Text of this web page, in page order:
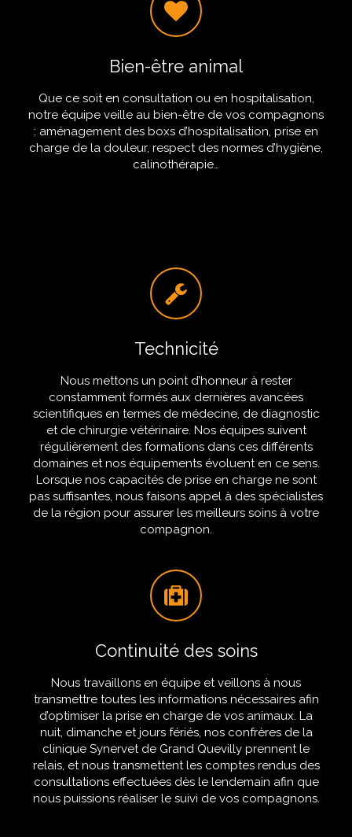
Bien-être animal
Que ce soit en consultation ou en hospitalisation,
notre équipe veille au bien-être de vos compagnons
: aménagement des boxs d’hospitalisation, prise en
charge de la douleur, respect des normes d’hygiène,
calinothérapie…
Technicité
Nous mettons un point d’honneur à rester
constamment formés aux dernières avancées
scientifiques en termes de médecine, de diagnostic
et de chirurgie vétérinaire. Nos équipes suivent
régulièrement des formations dans ces différents
domaines et nos équipements évoluent en ce sens.
Lorsque nos capacités de prise en charge ne sont
pas suffisantes, nous faisons appel à des spécialistes
de la région pour assurer les meilleurs soins à votre
compagnon.
Continuité des soins
Nous travaillons en équipe et veillons à nous
transmettre toutes les informations nécessaires afin
d’optimiser la prise en charge de vos animaux. La
nuit, dimanche et jours fériés, nos confrères de la
clinique Synervet de Grand Quevilly prennent le
relais, et nous transmettent les comptes rendus des
consultations effectuées dès le lendemain afin que
nous puissions réaliser le suivi de vos compagnons.